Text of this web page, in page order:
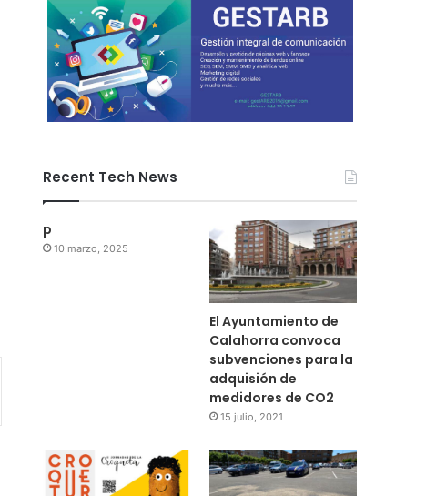
Recent Tech News
p
10 marzo, 2025
El Ayuntamiento de
Calahorra convoca
subvenciones para la
adquisión de
medidores de CO2
15 julio, 2021